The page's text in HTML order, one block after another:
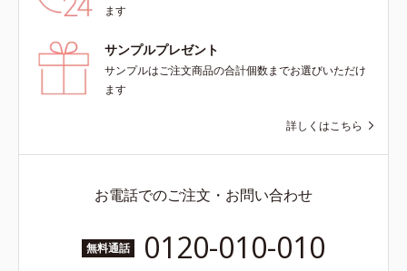
ます
サンプルプレゼント
サンプルはご注文商品の合計個数までお選びいただけ
ます
詳しくはこちら
お電話でのご注文・お問い合わせ
無料通話 0120-010-010